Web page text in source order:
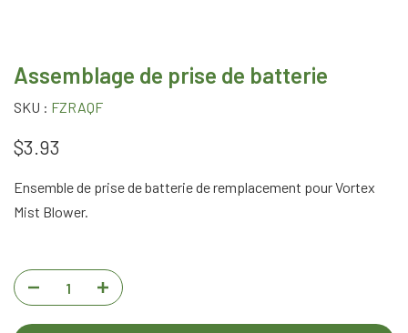
Assemblage de prise de batterie
SKU : FZRAQF
$3.93
Ensemble de prise de batterie de remplacement pour Vortex
Mist Blower.